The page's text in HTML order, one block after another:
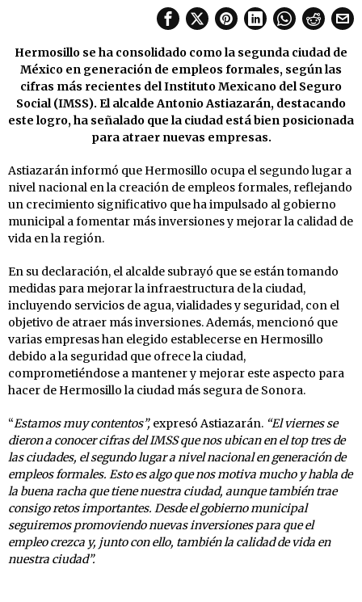
Hermosillo se ha consolidado como la segunda ciudad de
México en generación de empleos formales, según las
cifras más recientes del Instituto Mexicano del Seguro
Social (IMSS). El alcalde Antonio Astiazarán, destacando
este logro, ha señalado que la ciudad está bien posicionada
para atraer nuevas empresas.
Astiazarán informó que Hermosillo ocupa el segundo lugar a
nivel nacional en la creación de empleos formales, reflejando
un crecimiento significativo que ha impulsado al gobierno
municipal a fomentar más inversiones y mejorar la calidad de
vida en la región.
En su declaración, el alcalde subrayó que se están tomando
medidas para mejorar la infraestructura de la ciudad,
incluyendo servicios de agua, vialidades y seguridad, con el
objetivo de atraer más inversiones. Además, mencionó que
varias empresas han elegido establecerse en Hermosillo
debido a la seguridad que ofrece la ciudad,
comprometiéndose a mantener y mejorar este aspecto para
hacer de Hermosillo la ciudad más segura de Sonora.
“Estamos muy contentos”, expresó Astiazarán. “El viernes se
dieron a conocer cifras del IMSS que nos ubican en el top tres de
las ciudades, el segundo lugar a nivel nacional en generación de
empleos formales. Esto es algo que nos motiva mucho y habla de
la buena racha que tiene nuestra ciudad, aunque también trae
consigo retos importantes. Desde el gobierno municipal
seguiremos promoviendo nuevas inversiones para que el
empleo crezca y, junto con ello, también la calidad de vida en
nuestra ciudad”.